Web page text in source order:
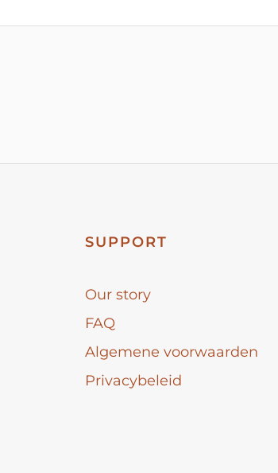
SUPPORT
Our story
FAQ
Algemene voorwaarden
Privacybeleid